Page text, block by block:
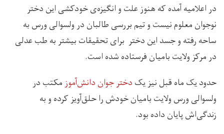
در اعلامیه آمده که هنوز علت و انگیزه‌ی خودکشی این دختر
نوجوان معلوم نیست و تیم بررسی طالبان در ولسوالی ورس به
ساحه رفته و جسد این دختر برای تحقیقات بیشتر به طب عدلی
در مرکز ولایت بامیان فرستاده شده است.
حدود یک ماه قبل نیز یکدختر جوان دانش‌آموزمکتب در
ولسوالی ورس ولایت بامیان خودش را حلق‌آویز کرده و به
زندگی‌اش پایان داده بود.